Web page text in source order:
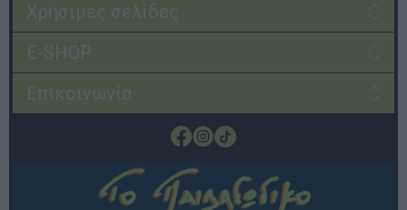
Χρήσιμες σελίδες
E-SHOP
Επικοινωνία